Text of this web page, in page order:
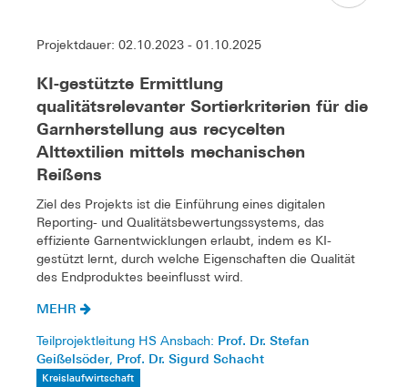
Projektdauer: 02.10.2023 - 01.10.2025
KI-gestützte Ermittlung
qualitätsrelevanter Sortierkriterien für die
Garnherstellung aus recycelten
Alttextilien mittels mechanischen
Reißens
Ziel des Projekts ist die Einführung eines digitalen
Reporting- und Qualitätsbewertungssystems, das
effiziente Garnentwicklungen erlaubt, indem es KI-
gestützt lernt, durch welche Eigenschaften die Qualität
des Endproduktes beeinflusst wird.
MEHR
Teilprojektleitung HS Ansbach: Prof. Dr. Stefan
Geißelsöder, Prof. Dr. Sigurd Schacht
Kreislaufwirtschaft